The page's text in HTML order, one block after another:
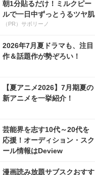
朝1分貼るだけ！ミルクピー
ルで一日中ずっとうるツヤ肌
（PR）サボリーノ
2026年7月夏ドラマも、注目
作＆話題作が勢ぞろい！
【夏アニメ2026】7月期夏の
新アニメを一挙紹介！
芸能界を志す10代～20代を
応援！オーディション・スク
ール情報はDeview
漫画読み放題サブスクおすす